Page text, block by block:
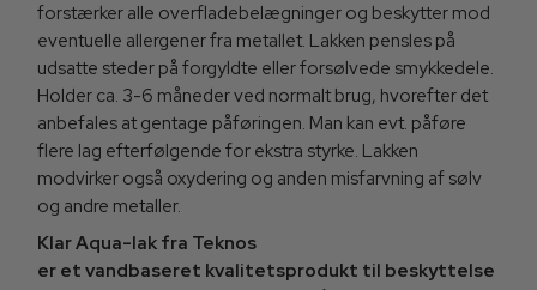
forstærker alle overfladebelægninger og beskytter mod
eventuelle allergener fra metallet. Lakken pensles på
udsatte steder på forgyldte eller forsølvede smykkedele.
Holder ca. 3-6 måneder ved normalt brug, hvorefter det
anbefales at gentage påføringen. Man kan evt. påføre
flere lag efterfølgende for ekstra styrke. Lakken
modvirker også oxydering og anden misfarvning af sølv
og andre metaller.
Klar Aqua-lak fra Teknos
er et vandbaseret kvalitetsprodukt til beskyttelse